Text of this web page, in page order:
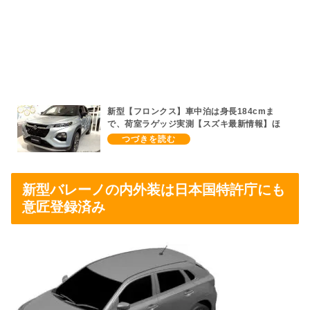
新型【フロンクス】車中泊は身長184cmま
で、荷室ラゲッジ実測【スズキ最新情報】ほ
ぼ全部入り標準装備ワングレード、FF約254
ジ、ボディカラーリスト、納期4～9か月
新型バレーノの内外装は日本国特許庁にも
意匠登録済み